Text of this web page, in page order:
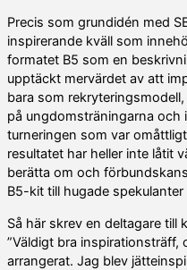
Precis som grundidén med
inspirerande kväll som
formatet B5 som en
upptäckt mervärdet av att
bara som
på ungdomsträningarna och
turneringen som var
resultatet har heller inte låtit
berätta om och
B5-kit till hugade
Så här skrev en deltagare till
”Väldigt bra inspirationsträff,
arrangerat. Jag blev